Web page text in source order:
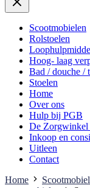
Scootmobielen
Rolstoelen
Hoog- laag
Bad / douche /
Stoelen
Home
Over ons
Hulp bij PGB
De Zorgwinkel
Inkoop en
Uitleen
Contact
Home